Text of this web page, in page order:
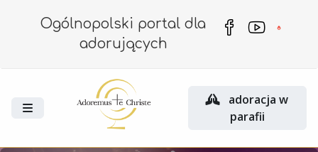
Ogólnopolski portal dla
adorujących
adoracja w
parafii